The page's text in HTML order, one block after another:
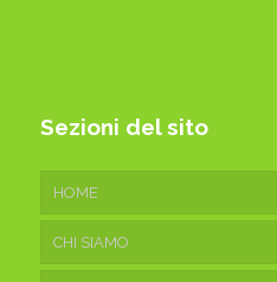
Sezioni del sito
HOME
CHI SIAMO